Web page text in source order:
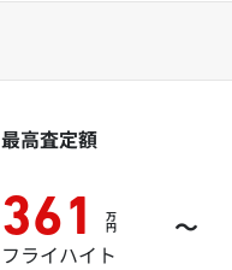
最高査定額
361 万
円 ～
フライハイト